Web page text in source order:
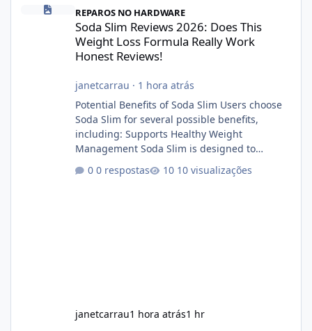
REPAROS NO HARDWARE
Soda Slim Reviews 2026: Does This
Weight Loss Formula Really Work
Honest Reviews!
janetcarrau · 1 hora atrás
Potential Benefits of Soda Slim Users choose
Soda Slim for several possible benefits,
including: Supports Healthy Weight
Management Soda Slim is designed to
exercise rather than replace them.
0 respostas 10 visualizações
janetcarrau1 hora atrás1 hr